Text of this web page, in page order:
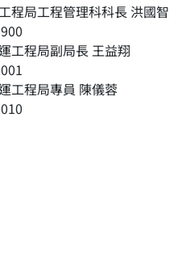
程局工程管理科科長 洪國智
工程局副局長 王益翔
工程局專員 陳儀蓉